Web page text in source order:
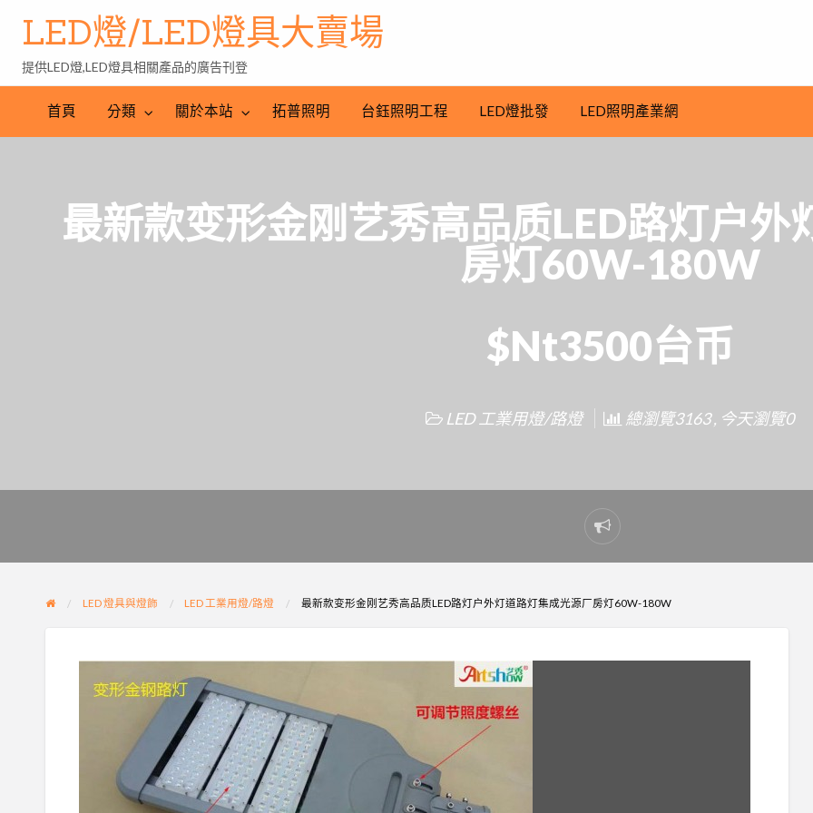
LED
批
LED
照
產
LED燈/LED燈具大賣場
提供LED燈,LED燈具相關產品的廣告刊登
首頁 分類 關於本站 拓普照明 台鈺照明工程 LED燈批發 LED照明產業網
最新款变形金刚艺秀高品质LED路灯户外
房灯60W-180W
$Nt3500台币
LED 工業用燈/路燈 總瀏覽3163 , 今天瀏覽0
Report
problem
LED 燈具與燈飾 LED 工業用燈/路燈 最新款变形金刚艺秀高品质LED路灯户外灯道路灯集成光源厂房灯60W-180W